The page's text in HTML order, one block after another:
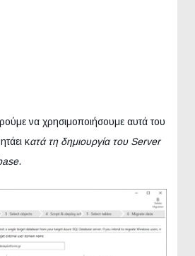
να χρησιμοποιήσουμε αυτά του
κατά τη δημιουργία του Server
.